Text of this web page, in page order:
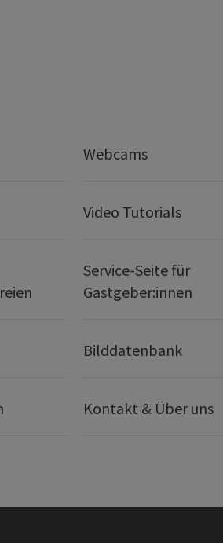
Webcams
Video Tutorials
Service-Seite für
Gastgeber:innen
Bilddatenbank
Kontakt & Über uns